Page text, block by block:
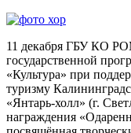
11 декабря ГБУ КО
государственной
«Культура» при
туризму
«Янтарь-холл» (г.
награждения